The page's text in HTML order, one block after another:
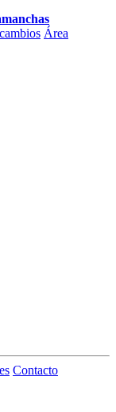
Área
Contacto